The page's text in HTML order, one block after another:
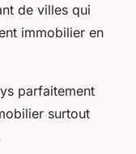
de villes qui
immobilier en
parfaitement
surtout